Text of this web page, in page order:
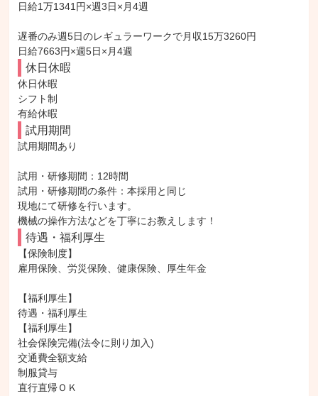
日給1万1341円×週3日×月4週
遅番のみ週5日のレギュラーワークで月収15万3260円
日給7663円×週5日×月4週
休日休暇
休日休暇
シフト制
有給休暇
試用期間
試用期間あり
試用・研修期間：12時間
試用・研修期間の条件：本採用と同じ
現地にて研修を行います。
待遇・福利厚生
【保険制度】
雇用保険、労災保険、健康保険、厚生年金
【福利厚生】
待遇・福利厚生
【福利厚生】
社会保険完備(法令に則り加入)
交通費全額支給
制服貸与
直行直帰ＯＫ